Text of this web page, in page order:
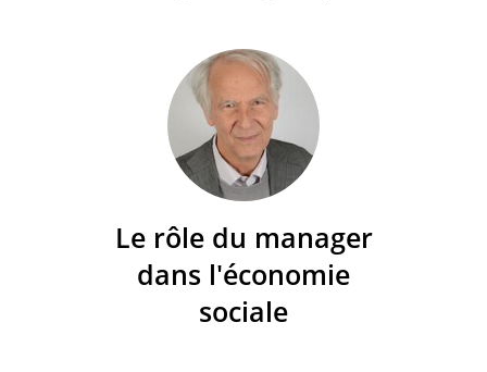
Le rôle du manager
dans l'économie
sociale